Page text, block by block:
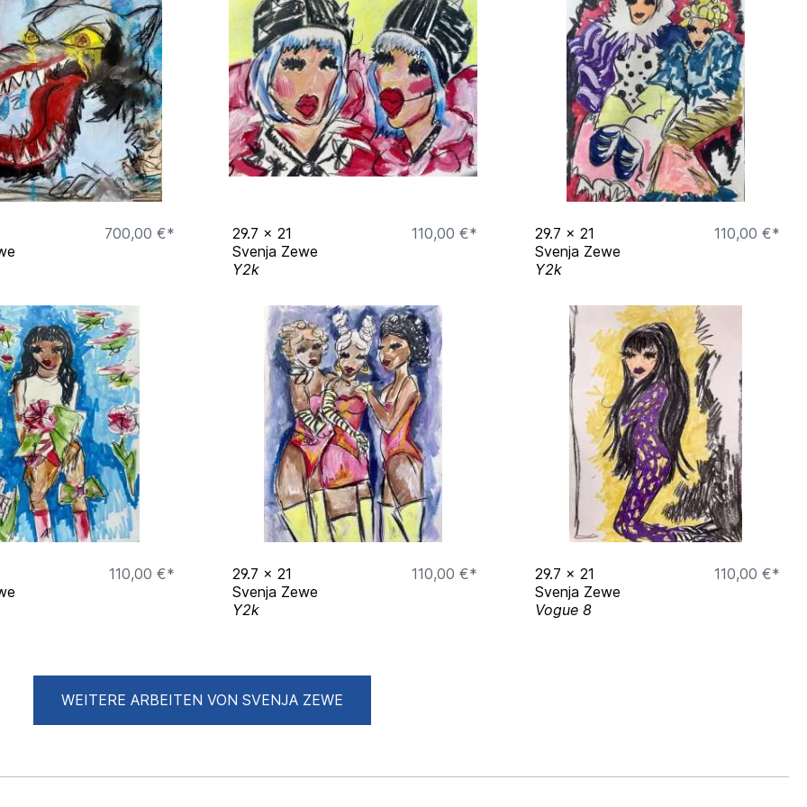
Burster
Tübingen
700,00 €*
29.7 x 21
110,00 €*
Svenja Zewe
Y2k
29.7 x 21
110,00 €*
Svenja Zewe
Y2k
110,00 €*
29.7 x 21
110,00 €*
Svenja Zewe
Y2k
29.7 x 21
110,00 €*
Svenja Zewe
Vogue 8
WEITERE ARBEITEN VON SVENJA ZEWE